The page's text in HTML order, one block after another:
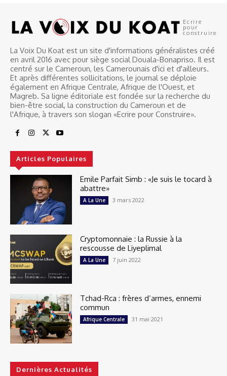
Ecrire
pour
construire
La Voix Du Koat est un site d'informations généralistes créé
en avril 2016 avec pour siège social Douala-Bonapriso. Il est
centré sur le Cameroun, les Camerounais d'ici et d'ailleurs.
Et après différentes sollicitations, le journal se déploie
également en Afrique Centrale, Afrique de l'Ouest, et
Magreb. Sa ligne éditoriale est fondée sur la recherche du
bien-être social, la construction du Cameroun et de
l'Afrique, à travers son slogan «Ecrire pour Construire».
Articles Populaires
Emile Parfait Simb : «Je suis le tocard à
abattre»
A La Une 3 mars 2022
Cryptomonnaie : la Russie à la
rescousse de Liyeplimal
A La Une 7 juin 2022
Tchad-Rca : frères d’armes, ennemi
commun
Afrique Centrale 31 mai 2021
Dernières Actualités